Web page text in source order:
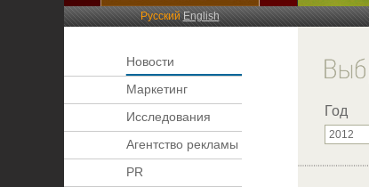
РусскийEnglish
Новости
Маркетинг
Исследования
Агентство рекламы
PR
Год